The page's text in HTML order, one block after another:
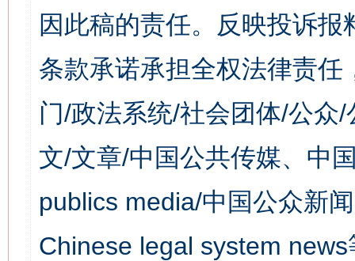
因此稿的责任。反映投诉
条款承诺承担全权法律责
门/政法系统/社会团体/公众
文/文章/中国公共传媒、中
publics media/中国公众新
Chinese legal system